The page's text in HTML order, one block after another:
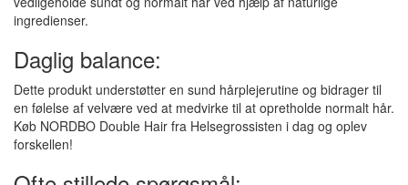
ingredienser.
Daglig balance:
Dette produkt understøtter en sund hårplejerutine og bidrager til
en følelse af velvære ved at medvirke til at opretholde normalt hår.
Køb NORDBO Double Hair fra Helsegrossisten i dag og oplev
forskellen!